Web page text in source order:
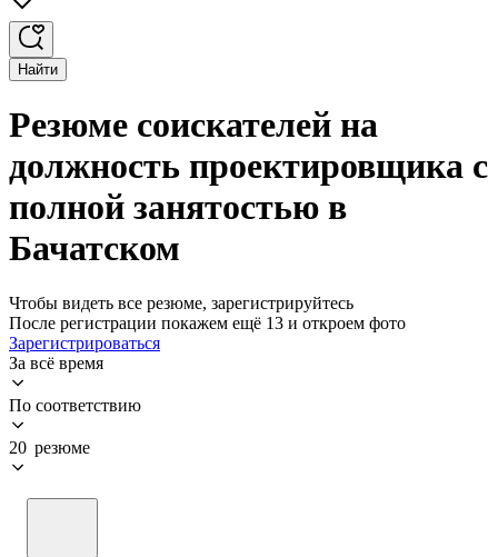
Найти
Резюме соискателей на
должность проектировщика с
полной занятостью в
Бачатском
Чтобы видеть все резюме, зарегистрируйтесь
После регистрации покажем ещё 13 и откроем фото
Зарегистрироваться
За всё время
По соответствию
20 резюме